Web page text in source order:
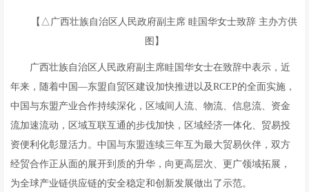
【△广西壮族自治区人民政府副主席 眭国华女士致辞 主办方供
图】
广西壮族自治区人民政府副主席眭国华女士在致辞中表示，近
年来，随着中国—东盟自贸区建设加快推进以及RCEP的全面实施，
中国与东盟产业合作持续深化，区域间人流、物流、信息流、资金
流加速流动，区域互联互通的步伐加快，区域经济一体化、贸易投
资便利化彰显活力。中国与东盟连续三年互为最大贸易伙伴，双方
经贸合作正从面的展开到质的升华，向更高层次、更广领域拓展，
为全球产业链供应链的安全稳定和创新发展做出了示范。